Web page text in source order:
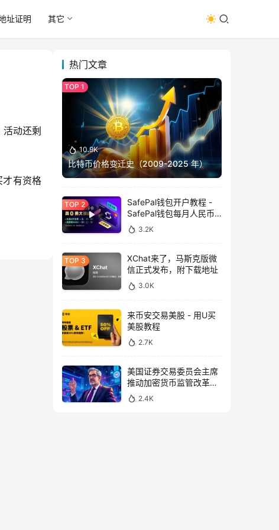
址证明 其它
动还剩
才有资格
热门文章
10.9K
比特币价格变迁史（2009-2025 年）
SafePal钱包开户教程 -
SafePal钱包每月人民币
消费前666U享受汇损补
贴
3.2K
XChat来了，马斯克版微
信正式发布，附下载地址
3.0K
来币安交易美股 - 用U买
美股教程
2.7K
美国证券交易委员会主席
推动加密货币监管改革，
力求未来验证
2.4K